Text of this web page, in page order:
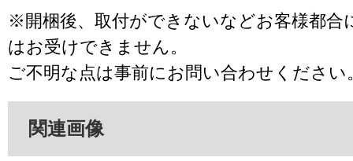
※開梱後、取付ができないなどお客様都合
はお受けできません。
ご不明な点は事前にお問い合わせください
関連画像